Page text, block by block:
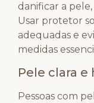
danificar a
Usar protetor
adequadas e
medidas
Pele clara
Pessoas com